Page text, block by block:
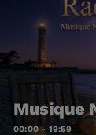
Musique
00:00 - 19:59